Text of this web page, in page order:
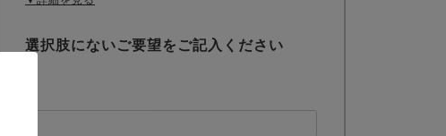
選択肢にないご要望をご記入ください